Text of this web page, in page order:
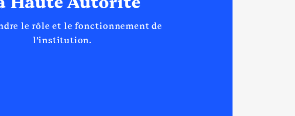
le rôle et le fonctionnement de
l’institution.